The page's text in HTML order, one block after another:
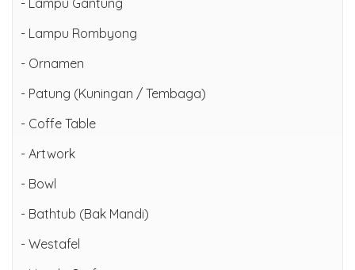
- Lampu Rombyong
- Ornamen
- Patung (Kuningan / Tembaga)
- Coffe Table
- Artwork
- Bowl
- Bathtub (Bak Mandi)
- Westafel